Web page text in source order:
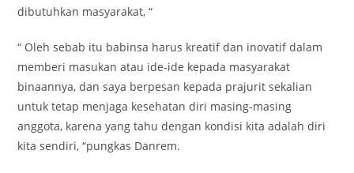
dibutuhkan masyarakat, “
“ Oleh sebab itu babinsa harus kreatif dan inovatif dalam
memberi masukan atau ide-ide kepada masyarakat
binaannya, dan saya berpesan kepada prajurit sekalian
untuk tetap menjaga kesehatan diri masing-masing
anggota, karena yang tahu dengan kondisi kita adalah diri
kita sendiri, “pungkas Danrem.